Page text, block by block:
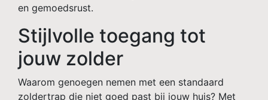
en gemoedsrust.
Stijlvolle toegang tot
jouw zolder
Waarom genoegen nemen met een standaard
zoldertrap die niet goed past bij jouw huis? Met